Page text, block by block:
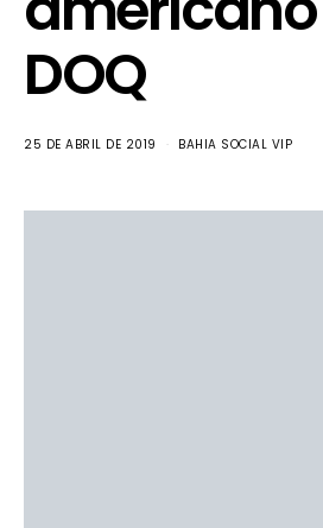
DOQ
25 DE ABRIL DE 2019 BAHIA SOCIAL VIP